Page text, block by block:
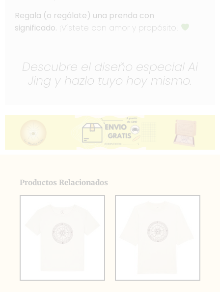
Regala (o regálate) una prenda con
significado. ¡Vístete con amor y propósito!
Descubre el diseño especial Ai
Jing y hazlo tuyo hoy mismo.
Productos Relacionados